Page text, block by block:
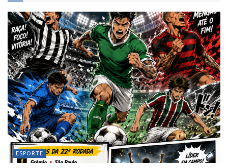
ESPORTE